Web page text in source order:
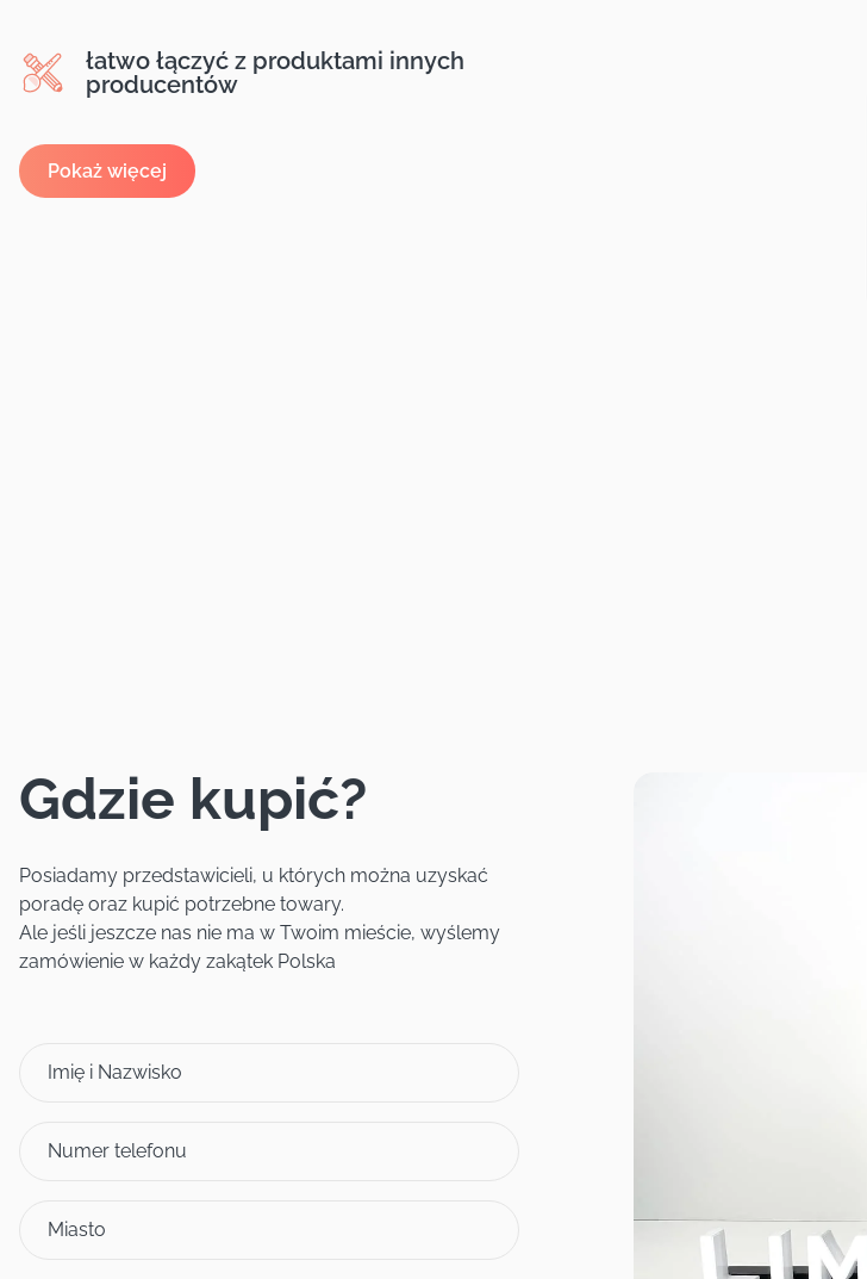
łatwo łączyć z produktami innych
producentów
Pokaż więcej
Gdzie kupić?
Posiadamy przedstawicieli, u których można uzyskać
poradę oraz kupić potrzebne towary.
Ale jeśli jeszcze nas nie ma w Twoim mieście, wyślemy
zamówienie w każdy zakątek Polska
Imię i Nazwisko
Numer telefonu
Miasto